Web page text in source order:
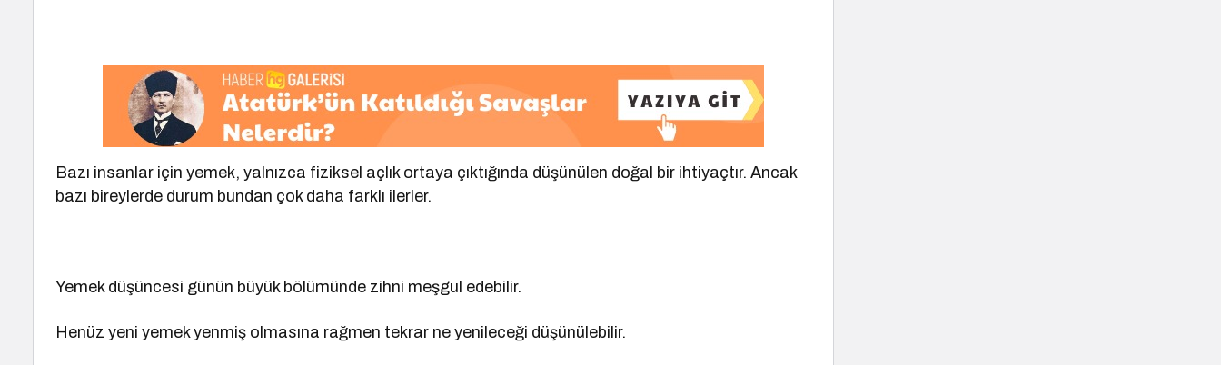
Bazı insanlar için yemek, yalnızca fiziksel açlık ortaya çıktığında düşünülen doğal bir ihtiyaçtır. Ancak
bazı bireylerde durum bundan çok daha farklı ilerler.
Yemek düşüncesi günün büyük bölümünde zihni meşgul edebilir.
Henüz yeni yemek yenmiş olmasına rağmen tekrar ne yenileceği düşünülebilir.